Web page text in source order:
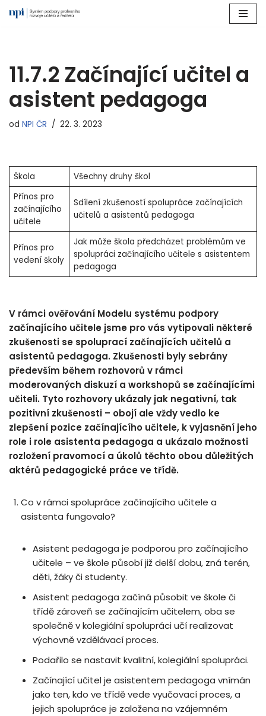
11.7.2 Začínající učitel a
asistent pedagoga
od NPI ČR 22. 3. 2023
Škola
Všechny druhy škol
Přínos pro
začínajícího
učitele
Sdílení zkušeností spolupráce začínajících
učitelů a asistentů pedagoga
Přínos pro
vedení školy
Jak může škola předcházet problémům ve
spolupráci začínajícího učitele s asistentem
pedagoga
V rámci ověřování Modelu systému podpory
začínajícího učitele jsme pro vás vytipovali některé
zkušenosti se spoluprací začínajících učitelů a
asistentů pedagoga. Zkušenosti byly sebrány
především během rozhovorů v rámci
moderovaných diskuzí a workshopů se začínajícími
učiteli. Tyto rozhovory ukázaly jak negativní, tak
pozitivní zkušenosti – obojí ale vždy vedlo ke
zlepšení pozice začínajícího učitele, k vyjasnění jeho
role i role asistenta pedagoga a ukázalo možnosti
rozložení pravomocí a úkolů těchto obou důležitých
aktérů pedagogické práce ve třídě.
Co v rámci spolupráce začínajícího učitele a
asistenta fungovalo?
Asistent pedagoga je podporou pro začínajícího
učitele – ve škole působí již delší dobu, zná terén,
děti, žáky či studenty.
Asistent pedagoga začíná působit ve škole či
třídě zároveň se začínajícím učitelem, oba se
společně v kolegiální spolupráci učí realizovat
výchovně vzdělávací proces.
Podařilo se nastavit kvalitní, kolegiální spolupráci.
Začínající učitel je asistentem pedagoga vnímán
jako ten, kdo ve třídě vede vyučovací proces, a
jejich spolupráce je založena na vzájemném